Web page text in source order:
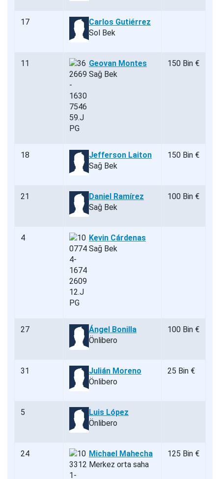
17
Carlos Gutiérrez
Sol Bek
11
Geovan Montes
Sağ Bek
150 Bin €
18
Jefferson Laiton
Sağ Bek
150 Bin €
21
Daniel Ramírez
Sağ Bek
100 Bin €
4
Kevin Cárdenas
Sağ Bek
27
Ángel Bonilla
Önlibero
100 Bin €
31
Julián Moreno
Önlibero
25 Bin €
5
Luis López
Önlibero
24
Michael Mahecha
Merkez orta saha
125 Bin €